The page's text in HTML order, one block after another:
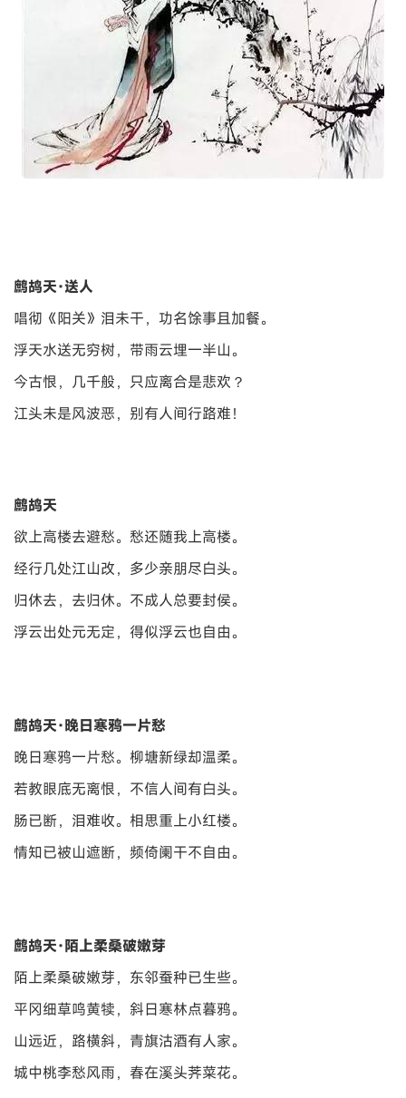
鹧鸪天·送人
唱彻《阳关》泪未干，功名馀事且加餐。
浮天水送无穷树，带雨云埋一半山。
今古恨，几千般，只应离合是悲欢？
江头未是风波恶，别有人间行路难！
鹧鸪天
欲上高楼去避愁。愁还随我上高楼。
经行几处江山改，多少亲朋尽白头。
归休去，去归休。不成人总要封侯。
浮云出处元无定，得似浮云也自由。
鹧鸪天·晚日寒鸦一片愁
晚日寒鸦一片愁。柳塘新绿却温柔。
若教眼底无离恨，不信人间有白头。
肠已断，泪难收。相思重上小红楼。
情知已被山遮断，频倚阑干不自由。
鹧鸪天·陌上柔桑破嫩芽
陌上柔桑破嫩芽，东邻蚕种已生些。
平冈细草鸣黄犊，斜日寒林点暮鸦。
山远近，路横斜，青旗沽酒有人家。
城中桃李愁风雨，春在溪头荠菜花。